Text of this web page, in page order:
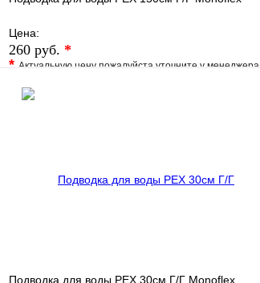
Цена:
260 руб. *
*Актуальную цену пожалуйста уточните у менеджера
В избранное
Подводка для воды РЕХ 30см Г/Г Monoflex